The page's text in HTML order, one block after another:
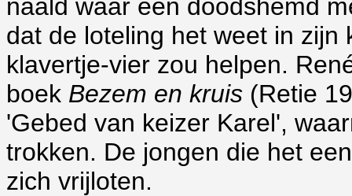
naald waar een doodshemd
dat de loteling het weet in
klavertje-vier zou helpen.
boek Bezem en kruis (Retie
'Gebed van keizer Karel',
trokken. De jongen die het
zich vrijloten.